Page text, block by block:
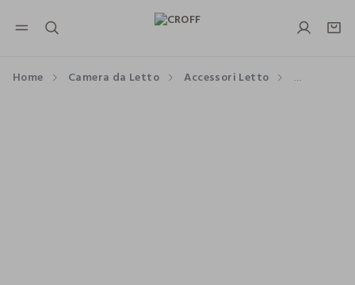
NAVIGATION.ARIA.GOTOMAINCONTENT
Home Camera da Letto Accessori Letto